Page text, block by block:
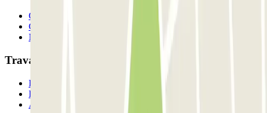
Qui sommes-nous ?
Comment ça marche?
Nos parkings
Travaillons ensemble?
Professionnels
Fournisseur de parking
Affiliés